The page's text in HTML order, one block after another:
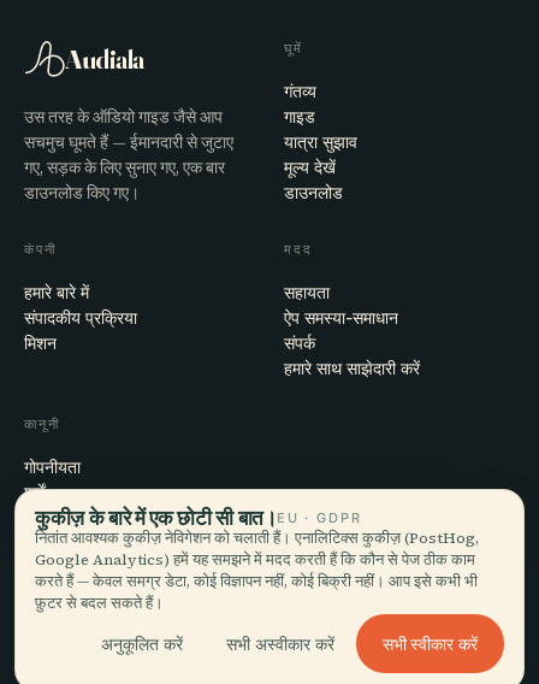
Audiala
उस तरह के ऑडियो गाइड जैसे आप
सचमुच घूमते हैं — ईमानदारी से जुटाए
गए, सड़क के लिए सुनाए गए, एक बार
डाउनलोड किए गए।
घूमें
गंतव्य
गाइड
यात्रा सुझाव
मूल्य देखें
डाउनलोड
कंपनी
हमारे बारे में
संपादकीय प्रक्रिया
मिशन
मदद
सहायता
ऐप समस्या-समाधान
संपर्क
हमारे साथ साझेदारी करें
कानूनी
गोपनीयता
शर्तें
कुकी सेटिंग्स
खाता हटाएँ
© 2026 Audiala · मोर्ज, स्विट्ज़रलैंड में बना, सफ़र पर और बादलों में
iOS · Android · Web
EN · FR · DE · ES · IT · PT · JA · ZH · HI · RU · CS · AR
कुकीज़ के बारे में एक छोटी सी बात। EU · GDPR
नितांत आवश्यक कुकीज़ नेविगेशन को चलाती हैं। एनालिटिक्स कुकीज़ (PostHog,
Google Analytics) हमें यह समझने में मदद करती हैं कि कौन से पेज ठीक काम
करते हैं — केवल समग्र डेटा, कोई विज्ञापन नहीं, कोई बिक्री नहीं। आप इसे कभी भी
फ़ुटर से बदल सकते हैं।
अनुकूलित करें सभी अस्वीकार करें सभी स्वीकार करें